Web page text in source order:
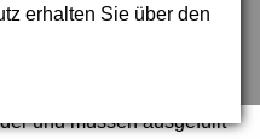
erhalten Sie über den
und müssen ausgefüllt